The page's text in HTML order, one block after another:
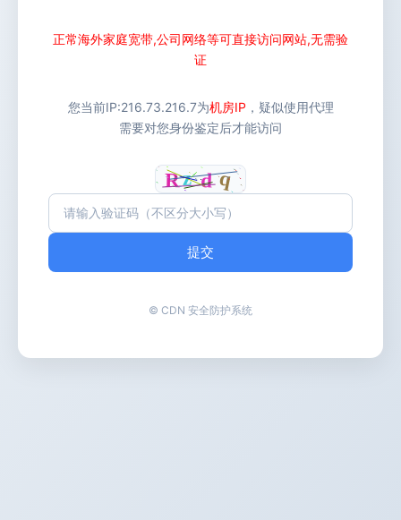
正常海外家庭宽带,公司网络等可直接访问网站,无需验
证
您当前IP:216.73.216.7为机房IP ，疑似使用代理
需要对您身份鉴定后才能访问
提交
© CDN 安全防护系统